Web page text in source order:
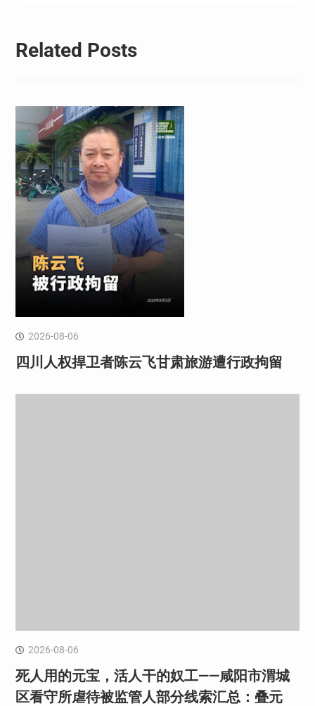
Related Posts
2026-08-06
四川人权捍卫者陈云飞甘肃旅游遭行政拘留
2026-08-06
死人用的元宝，活人干的奴工——咸阳市渭城
区看守所虐待被监管人部分线索汇总：叠元